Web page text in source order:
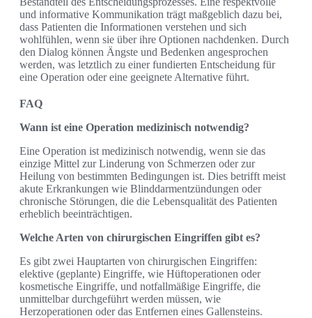
und informative Kommunikation trägt maßgeblich dazu bei,
dass Patienten die Informationen verstehen und sich
wohlfühlen, wenn sie über ihre Optionen nachdenken. Durch
den Dialog können Ängste und Bedenken angesprochen
werden, was letztlich zu einer fundierten Entscheidung für
eine Operation oder eine geeignete Alternative führt.
FAQ
Wann ist eine Operation medizinisch notwendig?
Eine Operation ist medizinisch notwendig, wenn sie das
einzige Mittel zur Linderung von Schmerzen oder zur
Heilung von bestimmten Bedingungen ist. Dies betrifft meist
akute Erkrankungen wie Blinddarmentzündungen oder
chronische Störungen, die die Lebensqualität des Patienten
erheblich beeinträchtigen.
Welche Arten von chirurgischen Eingriffen gibt es?
Es gibt zwei Hauptarten von chirurgischen Eingriffen:
elektive (geplante) Eingriffe, wie Hüftoperationen oder
kosmetische Eingriffe, und notfallmäßige Eingriffe, die
unmittelbar durchgeführt werden müssen, wie
Herzoperationen oder das Entfernen eines Gallensteins.